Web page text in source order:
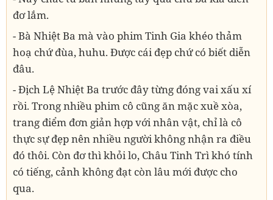
đơ lắm.
- Bà Nhiệt Ba mà vào phim Tinh Gia khéo thảm
hoạ chứ đùa, huhu. Được cái đẹp chứ có biết diễn
đâu.
- Địch Lệ Nhiệt Ba trước đây từng đóng vai xấu xí
rồi. Trong nhiều phim cô cũng ăn mặc xuề xòa,
trang điểm đơn giản hợp với nhân vật, chỉ là cô
thực sự đẹp nên nhiều người không nhận ra điều
đó thôi. Còn đơ thì khỏi lo, Châu Tinh Trì khó tính
có tiếng, cảnh không đạt còn lâu mới được cho
qua.